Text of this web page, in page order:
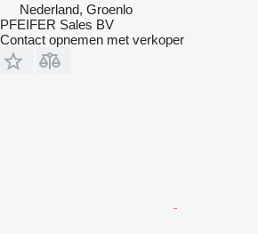
Nederland, Groenlo
PFEIFER Sales BV
Contact opnemen met verkoper